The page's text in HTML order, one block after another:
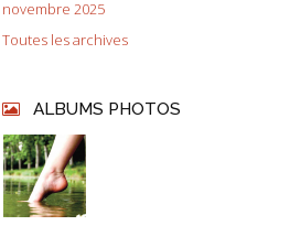
novembre 2025
Toutes les archives
ALBUMS PHOTOS